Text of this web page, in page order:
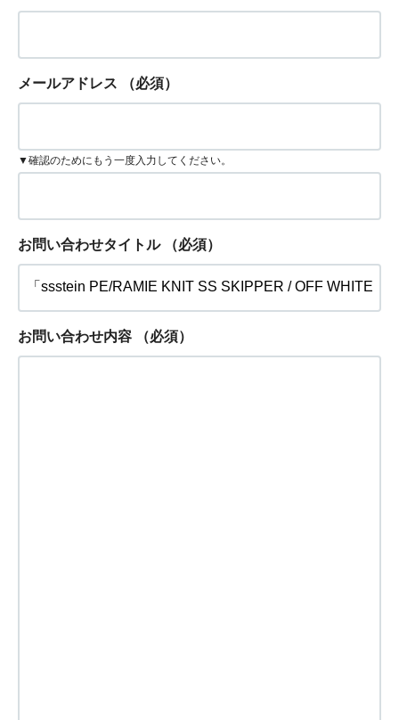
メールアドレス （必須）
▼確認のためにもう一度入力してください。
お問い合わせタイトル （必須）
お問い合わせ内容 （必須）